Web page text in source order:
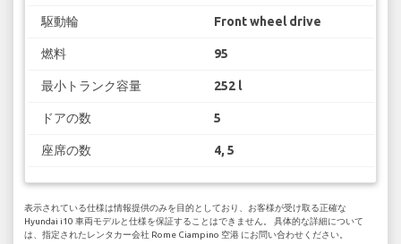
駆動輪 Front wheel drive
燃料 95
最小トランク容量 252 l
ドアの数 5
座席の数 4, 5
表示されている仕様は情報提供のみを目的としており、お客様が受け取る正確な
Hyundai i10 車両モデルと仕様を保証することはできません。 具体的な詳細について
は、指定されたレンタカー会社 Rome Ciampino 空港 にお問い合わせください。